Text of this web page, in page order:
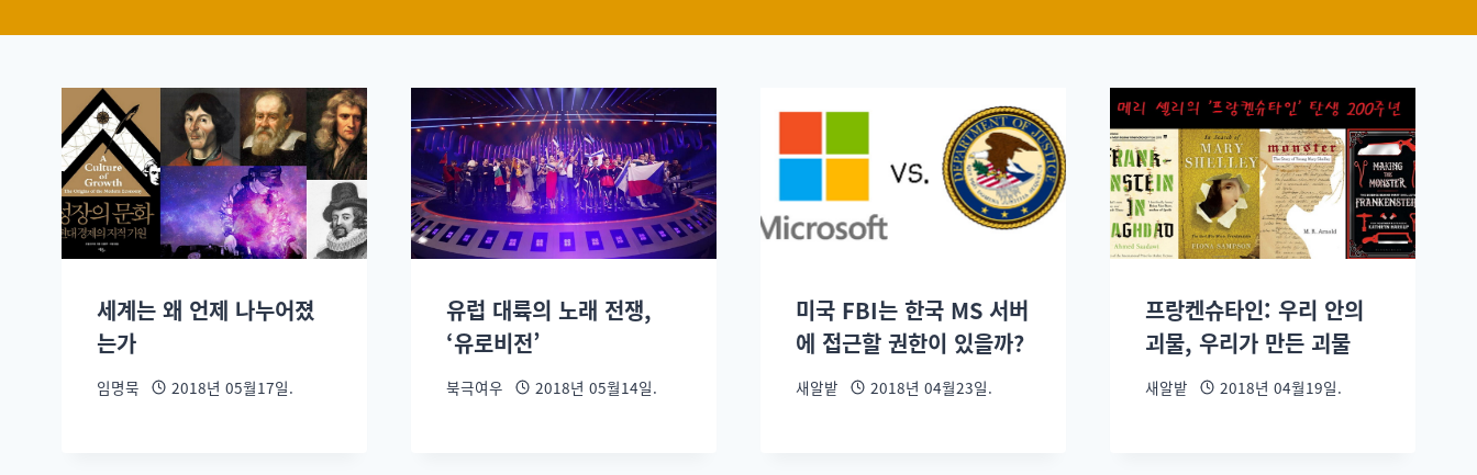
세계는 왜 언제 나누어졌
는가
임명묵 2018년 05월17일.
유럽 대륙의 노래 전쟁,
‘유로비전’
북극여우 2018년 05월14일.
미국 FBI는 한국 MS 서버
에 접근할 권한이 있을까?
새알밭 2018년 04월23일.
프랑켄슈타인: 우리 안의
괴물, 우리가 만든 괴물
새알밭 2018년 04월19일.